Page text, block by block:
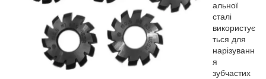
альної
сталі
використує
ться для
нарізуванн
я
зубчастих